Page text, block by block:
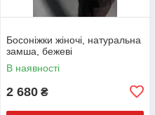
Босоніжки жіночі, натуральна
замша, бежеві
В наявності
2 680 ₴